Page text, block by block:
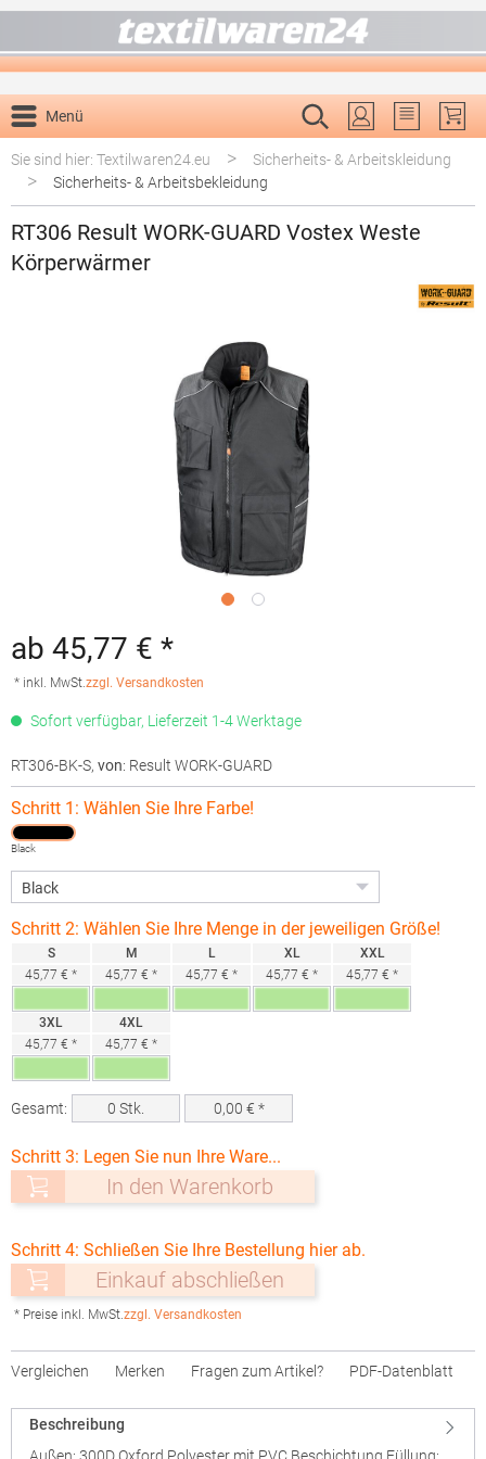
Menü
Du hast 0
Sie sind hier: Textilwaren24.eu
> Sicherheits- & Arbeitskleidung
> Sicherheits- & Arbeitsbekleidung
RT306 Result WORK-GUARD Vostex Weste
Körperwärmer
ab 45,77 € *
* inkl. MwSt.zzgl. Versandkosten
Sofort verfügbar, Lieferzeit 1-4 Werktage
RT306-BK-S, von: Result WORK-GUARD
Schritt 1: Wählen Sie Ihre Farbe!
Black
Schritt 2: Wählen Sie Ihre Menge in der jeweiligen Größe!
S
45,77 € *
M
45,77 € *
L
45,77 € *
XL
45,77 € *
XXL
45,77 € *
3XL
45,77 € *
4XL
45,77 € *
Gesamt: 0 Stk. 0,00 € *
Schritt 3: Legen Sie nun Ihre Ware...
In den Warenkorb
Schritt 4: Schließen Sie Ihre Bestellung hier ab.
Einkauf abschließen
* Preise inkl. MwSt.zzgl. Versandkosten
Vergleichen Merken Fragen zum Artikel? PDF-Datenblatt
Beschreibung